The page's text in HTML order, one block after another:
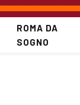
ROMA DA
SOGNO